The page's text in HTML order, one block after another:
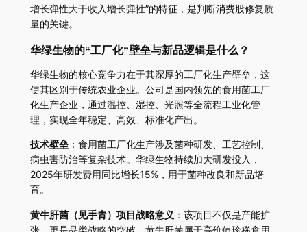
增长弹性大于收入增长弹性”的特征，是判断消费股修复质
量的关键。
华绿生物的“工厂化”壁垒与新品逻辑是什么？
华绿生物的核心竞争力在于其深厚的工厂化生产壁垒，这
使其区别于传统农业企业。公司是国内领先的食用菌工厂
化生产企业，通过温控、湿控、光照等全流程工业化管
理，实现全年稳定、高效、标准化产出。
技术壁垒：食用菌工厂化生产涉及菌种研发、工艺控制、
病虫害防治等复杂技术。华绿生物持续加大研发投入，
2025年研发费用同比增长15%，用于菌种改良和新品培
育。
黄牛肝菌（见手青）项目战略意义 ：该项目不仅是产能扩
张，更是品类战略的突破。黄牛肝菌属于高价值珍稀食用